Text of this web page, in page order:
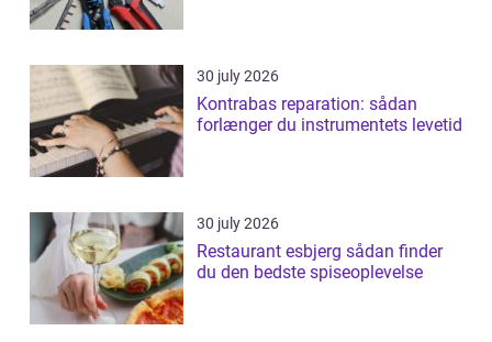
30 july 2026
Kontrabas reparation: sådan
forlænger du instrumentets levetid
30 july 2026
Restaurant esbjerg sådan finder
du den bedste spiseoplevelse